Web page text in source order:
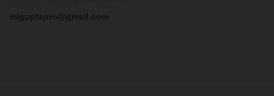
mlguptapro@gmail.com